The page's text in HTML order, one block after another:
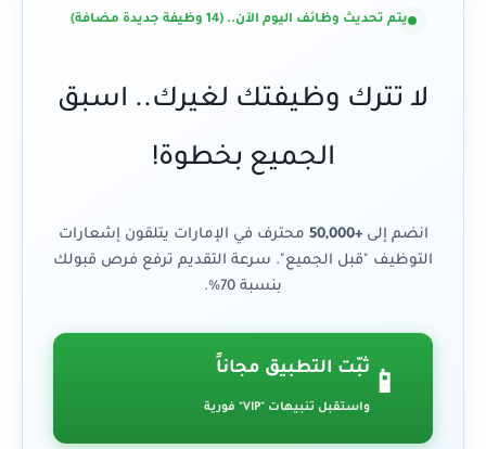
يتم تحديث وظائف اليوم الآن.. (14 وظيفة جديدة مضافة)
لا تترك وظيفتك لغيرك.. اسبق
الجميع بخطوة!
انضم إلى+50,000
محترف في الإمارات يتلقون إشعارات
التوظيف "قبل الجميع". سرعة التقديم ترفع فرص قبولك
بنسبة 70%.
📱
ثبّت التطبيق مجاناً
واستقبل تنبيهات "VIP" فورية